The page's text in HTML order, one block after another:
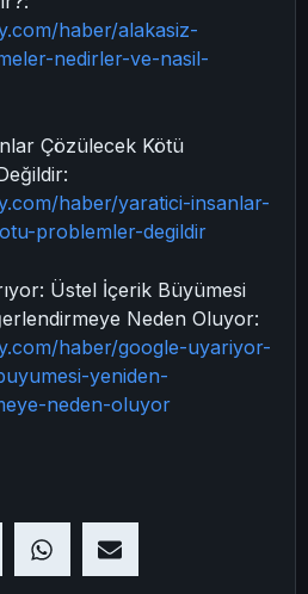
haber/alakasiz-
nedirler-ve-nasil-
Çözülecek Kötü
haber/yaratici-insanlar-
problemler-degildir
Üstel İçerik Büyümesi
Neden Oluyor:
haber/google-uyariyor-
yeniden-
neden-oluyor